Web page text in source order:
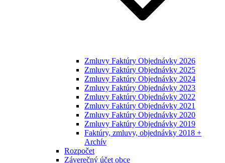
Zmluvy Faktúry Objednávky 2026
Zmluvy Faktúry Objednávky 2025
Zmluvy Faktúry Objednávky 2024
Zmluvy Faktúry Objednávky 2023
Zmluvy Faktúry Objednávky 2022
Zmluvy Faktúry Objednávky 2021
Zmluvy Faktúry Objednávky 2020
Zmluvy Faktúry Objednávky 2019
Faktúry, zmluvy, objednávky 2018 +
Archív
Rozpočet
Záverečný účet obce